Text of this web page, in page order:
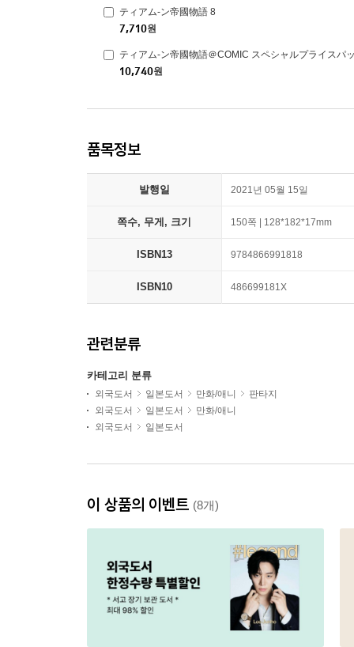
ティアム-ン帝國物語 8
7,710원
ティアム-ン帝國物語＠COMIC スペシャルプライスパ
10,740원
품목정보
발행일 2021년 05월 15일
쪽수, 무게, 크기 150쪽 | 128*182*17mm
ISBN13 9784866991818
ISBN10 486699181X
관련분류
카테고리 분류
외국도서 일본도서 만화/애니
판타지
외국도서
일본도서
만화/애니
외국도서
일본도서
이 상품의 이벤트 (8개)